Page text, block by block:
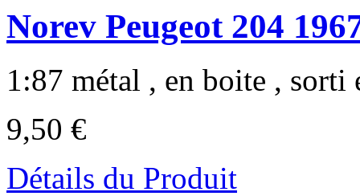
Norev Peugeot 204
1:87 métal , en boite , sorti
9,50 €
Détails du Produit